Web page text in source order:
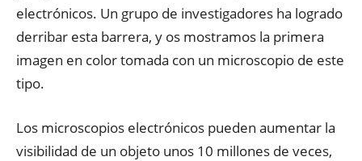
electrónicos. Un grupo de investigadores ha logrado
derribar esta barrera, y os mostramos la primera
imagen en color tomada con un microscopio de este
tipo.
Los microscopios electrónicos pueden aumentar la
visibilidad de un objeto unos 10 millones de veces,